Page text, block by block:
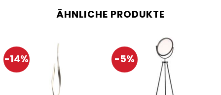
ÄHNLICHE PRODUKTE
-14% -5%